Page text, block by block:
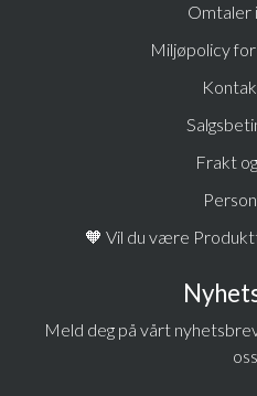
Omtaler
Miljøpolicy
Frakt
🧡 Vil du være
Meld deg på vårt